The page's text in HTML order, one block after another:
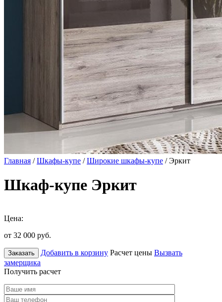
Главная /Шкафы-купе /Широкие шкафы-купе / Эркит
Шкаф-купе Эркит
Цена:
от 32 000 руб.
Заказать Добавить в корзину Расчет цены Вызвать
замерщика
Получить расчет